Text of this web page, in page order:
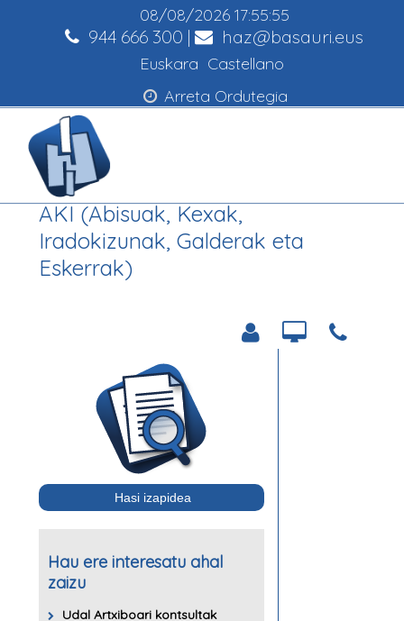
08/08/2026 17:55:55
944 666 300 | haz@basauri.eus
Euskara Castellano
Arreta Ordutegia